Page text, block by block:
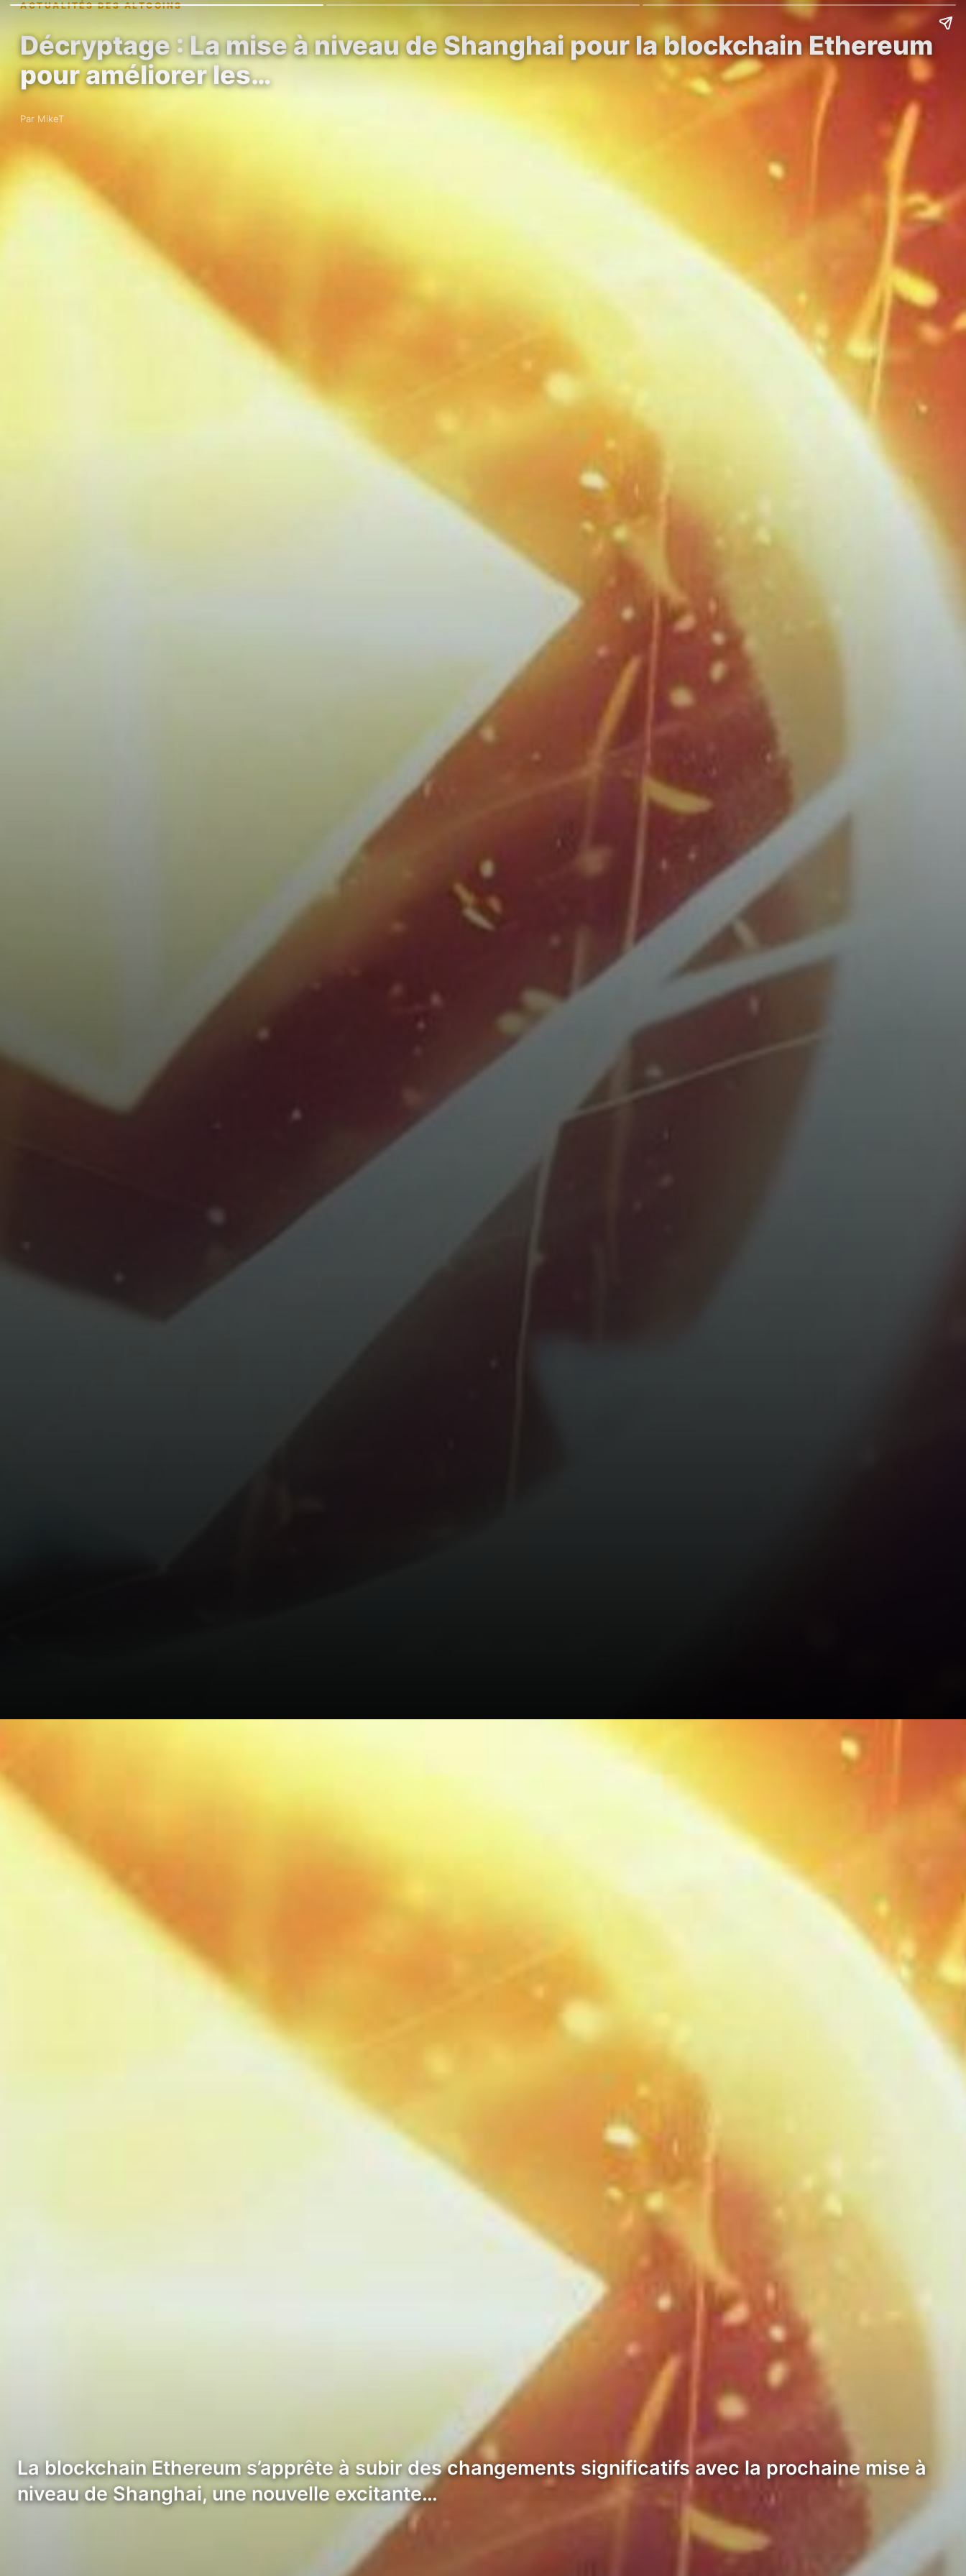
ACTUALITÉS DES ALTCOINS
Décryptage : La mise à niveau de Shanghai pour la blockchain Ethereum
pour améliorer les…
Par MikeT
La blockchain Ethereum s’apprête à subir des changements significatifs avec la prochaine mise à
niveau de Shanghai, une nouvelle excitante…